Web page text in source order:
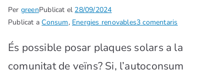
Per greenPublicat el 28/09/2024
Publicat aConsum, Energies renovables3 comentaris
És possible posar plaques solars a la
comunitat de veïns? Si, l’autoconsum